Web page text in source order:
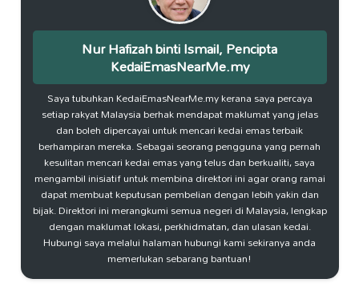
Nur Hafizah binti Ismail, Pencipta
KedaiEmasNearMe.my
Saya tubuhkan KedaiEmasNearMe.my kerana saya percaya
setiap rakyat Malaysia berhak mendapat maklumat yang jelas
dan boleh dipercayai untuk mencari kedai emas terbaik
berhampiran mereka. Sebagai seorang pengguna yang pernah
kesulitan mencari kedai emas yang telus dan berkualiti, saya
mengambil inisiatif untuk membina direktori ini agar orang ramai
dapat membuat keputusan pembelian dengan lebih yakin dan
bijak. Direktori ini merangkumi semua negeri di Malaysia, lengkap
dengan maklumat lokasi, perkhidmatan, dan ulasan kedai.
Hubungi saya melalui halaman hubungi kami sekiranya anda
memerlukan sebarang bantuan!